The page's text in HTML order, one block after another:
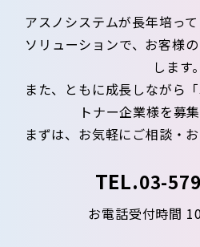
アスノシステムが長年培っ
ソリューションで、お客様
します。
また、ともに成長しながら
トナー企業様を募
まずは、お気軽にご相談・
TEL.03-
お電話受付時間